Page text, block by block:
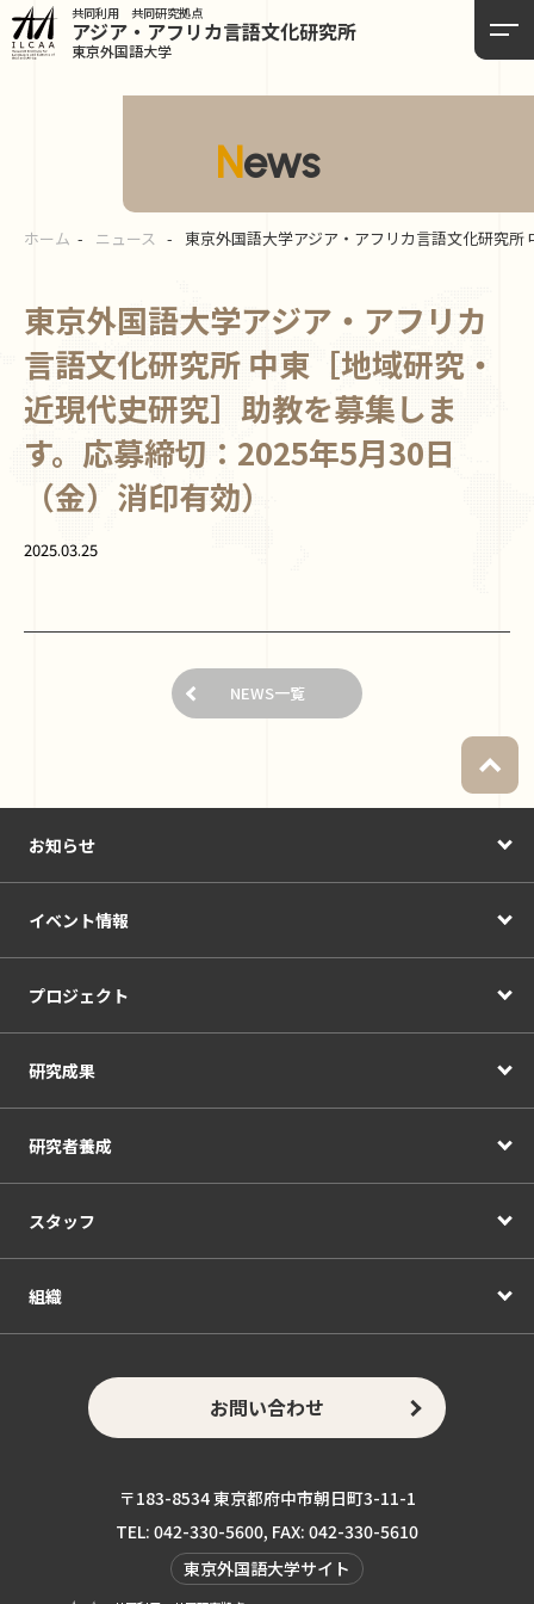
共同利用 共同研究拠点
アジア・アフリカ言語文化研究所
東京外国語大学
News
ホーム ニュース 東京外国語大学アジア・アフリカ言語文化研究
東京外国語大学アジア・アフリカ
言語文化研究所 中東［地域研究・
近現代史研究］助教を募集しま
す。応募締切：2025年5月30日
（金）消印有効）
2025.03.25
NEWS一覧
お知らせ
イベント情報
プロジェクト
研究成果
研究者養成
スタッフ
組織
お問い合わせ
〒183-8534 東京都府中市朝日町3-11-1
TEL: 042-330-5600, FAX: 042-330-5610
東京外国語大学サイト